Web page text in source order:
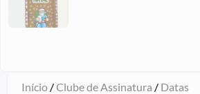
Início /Clube de Assinatura / Datas